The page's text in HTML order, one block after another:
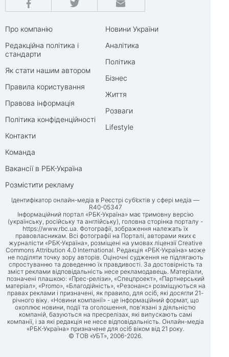
Про компанію
Редакційна політика і
стандарти
Як стати нашим автором
Правила користування
Правова інформація
Політика конфіденційності
Контакти
Команда
Вакансії в РБК-Україна
Розмістити рекламу
Новини України
Аналітика
Політика
Бізнес
Життя
Розваги
Lifestyle
Ідентифікатор онлайн-медіа в Реєстрі суб’єктів у сфері медіа —
R40-05347
Інформаційний портал «РБК-Україна» має тримовну версію
(українську, російську та англійську), головна сторінка порталу -
https://www.rbc.ua. Фотографії, зображення належать їх
правовласникам. Всі фотографії на Порталі, авторами яких є
журналісти «РБК-Україна», розміщені на умовах ліцензії Creative
Commons Attribution 4.0 International. Редакція «РБК-Україна» може
не поділяти точку зору авторів. Оціночні судження не підлягають
спростуванню та доведенню їх правдивості. За достовірність та
зміст реклами відповідальність несе рекламодавець. Матеріали,
позначені плашкою: «Прес-релізи», «Спецпроект», «Партнерський
матеріал», «Promo», «Благодійність», «Резонанс» розміщуються на
правах реклами і призначені, як правило, для осіб, які досягли 21-
річного віку. «Новини компанії» - це інформаційний формат, що
охоплює новини, події та оголошення, пов'язані з діяльністю
компаній, базуються на пресрелізах, які випускають самі
компанії, і за які редакція не несе відповідальність. Онлайн-медіа
«РБК-Україна» призначене для осіб віком від 21 року.
© ТОВ «УБТ», 2006-2026.